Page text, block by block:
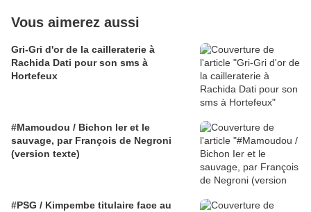
Vous aimerez aussi
Gri-Gri d'or de la cailleraterie à
Rachida Dati pour son sms à
Hortefeux
#Mamoudou / Bichon Ier et le
sauvage, par François de Negroni
(version texte)
#PSG / Kimpembe titulaire face au